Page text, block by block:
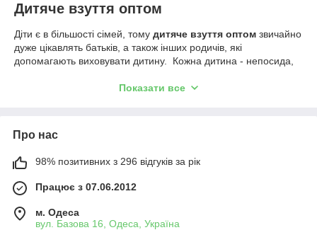
Дитяче взуття оптом
Діти є в більшості сімей, тому дитяче взуття оптом звичайно
дуже цікавлять батьків, а також інших родичів, які
допомагають виховувати дитину. Кожна дитина - непосида,
на одному місці їй важко. Наші діти майже весь час граються
Не дивно, що будь-яка пара взуття під час такої експлуатації
постійно купувати нове взуття, і багато хто робить це про
відразу придбати кілька пар.
Де купити
Коли батьки вирішували порадувати дитину новим взуттям, то
Показати все
Про нас
98% позитивних з 296 відгуків за рік
Працює з 07.06.2012
м. Одеса
вул. Базова 16, Одеса, Україна